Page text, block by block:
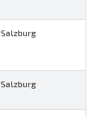
Salzburg
Salzburg